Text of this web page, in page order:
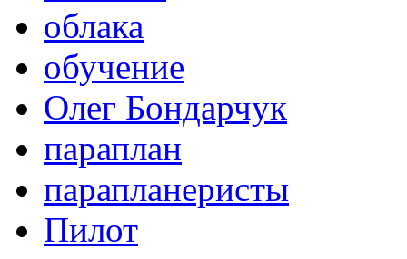
облака
обучение
Олег Бондарчук
параплан
парапланеристы
Пилот